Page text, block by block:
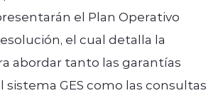
el Plan Operativo
el cual detalla la
abordar tanto las garantías
sistema GES como las consultas